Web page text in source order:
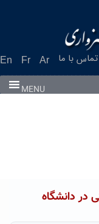
En Fr Ar تماس با ما
MENU
در دانشگاه